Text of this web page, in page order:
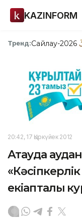
KAZINFORM
Тренд:Сайлау-2026
20:42, 17 Қыркүйек 2012
Ақтауда
екіапталық